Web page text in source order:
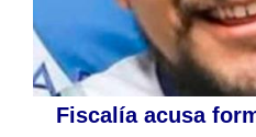
Fiscalía acusa